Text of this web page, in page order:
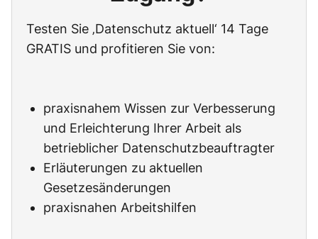
Testen Sie ‚Datenschutz aktuell‘ 14 Tage
GRATIS und profitieren Sie von:
praxisnahem Wissen zur Verbesserung
und Erleichterung Ihrer Arbeit als
betrieblicher Datenschutzbeauftragter
Erläuterungen zu aktuellen
Gesetzesänderungen
praxisnahen Arbeitshilfen